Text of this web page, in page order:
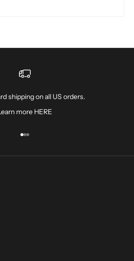
shipping on all US orders.
more HERE
Aller à l'élément 1
Aller à l'élément 2
Aller à l'élément 3